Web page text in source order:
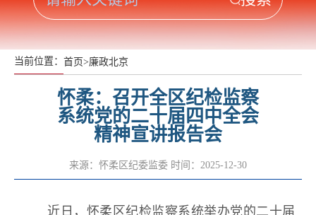
当前位置： 首页>廉政北京
怀柔：召开全区纪检监察
系统党的二十届四中全会
精神宣讲报告会
来源：怀柔区纪委监委 时间：2025-12-30
近日，怀柔区纪检监察系统举办党的二十届